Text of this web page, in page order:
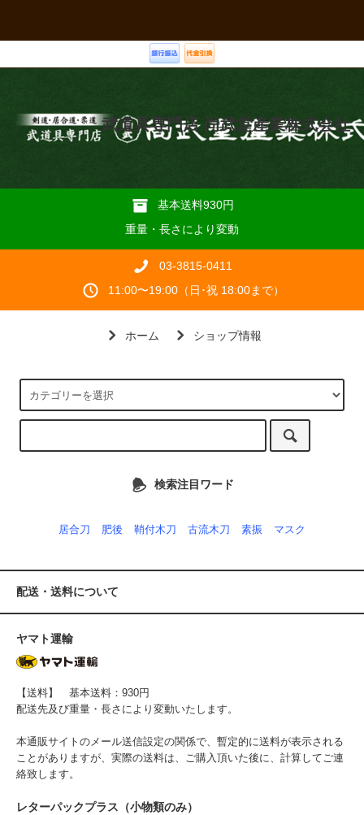
武道具専門店 尚武堂産業株式会社
基本送料930円
重量・長さにより変動
03-3815-0411
11:00〜19:00（日･祝 18:00まで）
ホーム ショップ情報
検索注目ワード
居合刀 肥後 鞘付木刀 古流木刀 素振 マスク
配送・送料について
ヤマト運輸
【送料】 基本送料：930円
配送先及び重量・長さにより変動いたします。
本通販サイトのメール送信設定の関係で、暫定的に送料が表示される
ことがありますが、実際の送料は、ご購入頂いた後に、計算してご連
絡致します。
レターパックプラス（小物類のみ）